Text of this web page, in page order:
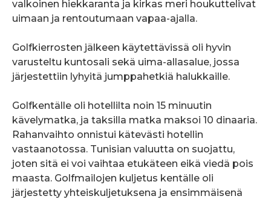
valkoinen hiekkaranta ja kirkas meri houkuttelivat
uimaan ja rentoutumaan vapaa-ajalla.
Golfkierrosten jälkeen käytettävissä oli hyvin
varusteltu kuntosali sekä uima-allasalue, jossa
järjestettiin lyhyitä jumppahetkiä halukkaille.
Golfkentälle oli hotellilta noin 15 minuutin
kävelymatka, ja taksilla matka maksoi 10 dinaaria.
Rahanvaihto onnistui kätevästi hotellin
vastaanotossa. Tunisian valuutta on suojattu,
joten sitä ei voi vaihtaa etukäteen eikä viedä pois
maasta. Golfmailojen kuljetus kentälle oli
järjestetty yhteiskuljetuksena ja ensimmäisenä